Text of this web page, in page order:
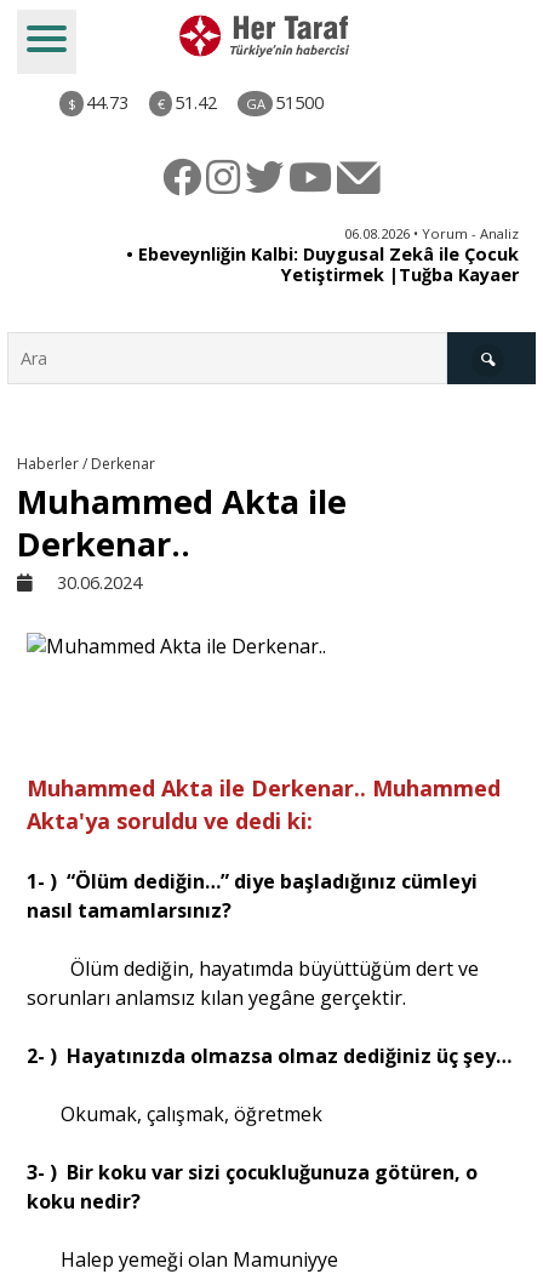
$ 44.73 € 51.42 GA 51500
06.08.2026 • Yorum - Analiz
• Ebeveynliğin Kalbi: Duygusal Zekâ ile Çocuk
Yetiştirmek |Tuğba Kayaer
Yorum - Analiz
Söyleşi
Haberler / Derkenar
Muhammed Akta ile
Derkenar..
30.06.2024
Muhammed Akta ile Derkenar.. Muhammed
Akta'ya soruldu ve dedi ki:
1- ) “Ölüm dediğin…” diye başladığınız cümleyi
nasıl tamamlarsınız?
Ölüm dediğin, hayatımda büyüttüğüm dert ve
sorunları anlamsız kılan yegâne gerçektir.
2- ) Hayatınızda olmazsa olmaz dediğiniz üç şey…
Okumak, çalışmak, öğretmek
3- ) Bir koku var sizi çocukluğunuza götüren, o
koku nedir?
Halep yemeği olan Mamuniyye